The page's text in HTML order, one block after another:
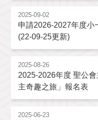
2025-09-02
申請2026-2027年度小
(22-09-25更新)
2025-08-26
2025-2026年度 聖公
主奇趣之旅」報名表
2025-06-23